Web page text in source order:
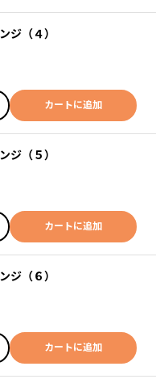
ジ（４）
カートに追加
ジ（５）
カートに追加
ジ（６）
カートに追加